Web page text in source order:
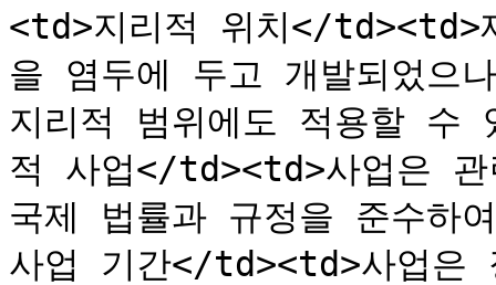
<td>지리적 위치</td><td>
을 염두에 두고 개발되었으
지리적 범위에도 적용할
적 사업</td><td>사업은
국제 법률과 규정을 준수
사업 기간</td><td>사업은